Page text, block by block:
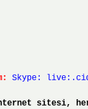
Skype:
sitesi,